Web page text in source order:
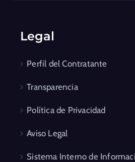
Legal
Perfil del Contratante
Transparencia
Política de Privacidad
Aviso Legal
Sistema Interno de